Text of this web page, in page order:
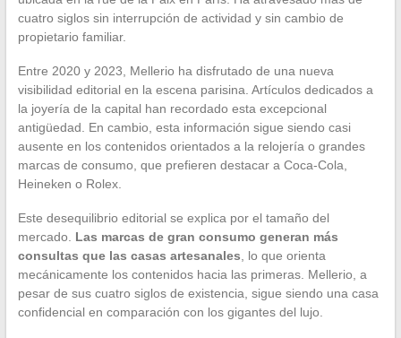
cuatro siglos sin interrupción de actividad y sin cambio de
propietario familiar.
Entre 2020 y 2023, Mellerio ha disfrutado de una nueva
visibilidad editorial en la escena parisina. Artículos dedicados a
la joyería de la capital han recordado esta excepcional
antigüedad. En cambio, esta información sigue siendo casi
ausente en los contenidos orientados a la relojería o grandes
marcas de consumo, que prefieren destacar a Coca-Cola,
Heineken o Rolex.
Este desequilibrio editorial se explica por el tamaño del
mercado. Las marcas de gran consumo generan más
consultas que las casas artesanales, lo que orienta
mecánicamente los contenidos hacia las primeras. Mellerio, a
pesar de sus cuatro siglos de existencia, sigue siendo una casa
confidencial en comparación con los gigantes del lujo.